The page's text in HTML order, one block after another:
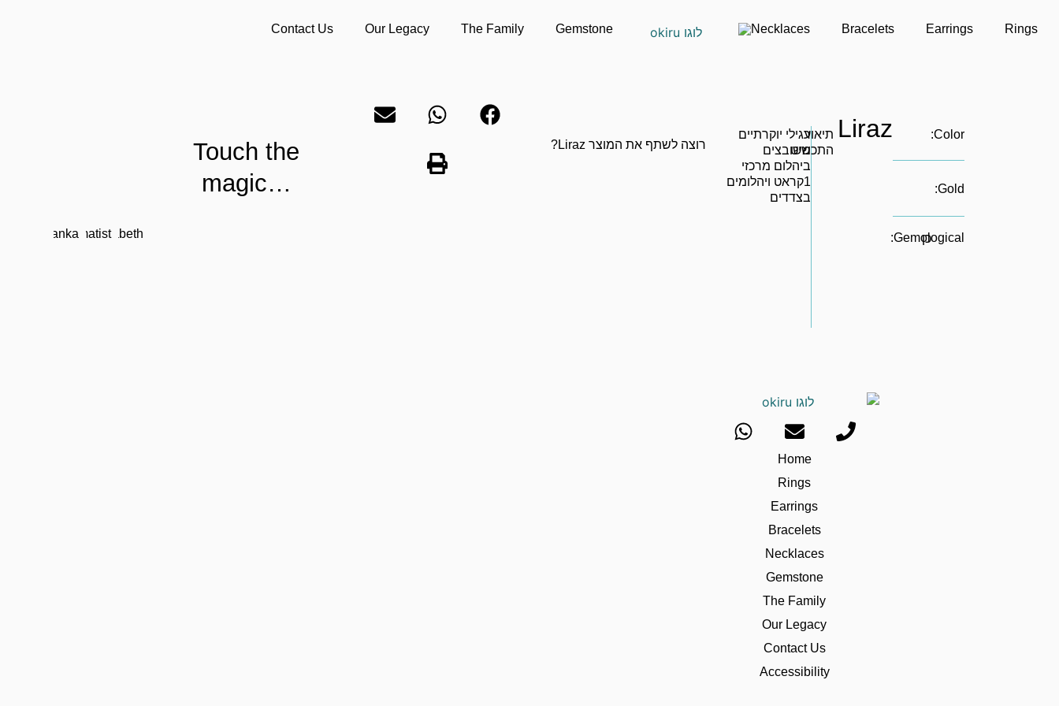
Rings
Earrings
Bracelets
Necklaces
Gemstone
The Family
Our Legacy
Contact Us
Liraz Color:
Gold:
Gemological:
כן
תיאור
התכשיט
עגילי יוקרתיים
משובצים
ביהלום מרכזי
1קראט ויהלומים
בצדדים
רוצה לשתף את המוצר Liraz?
Touch the
magic…
Elizabeth
Amatist
Bianka
Home
Rings
Earrings
Bracelets
Necklaces
Gemstone
The Family
Our Legacy
Contact Us
Accessibility